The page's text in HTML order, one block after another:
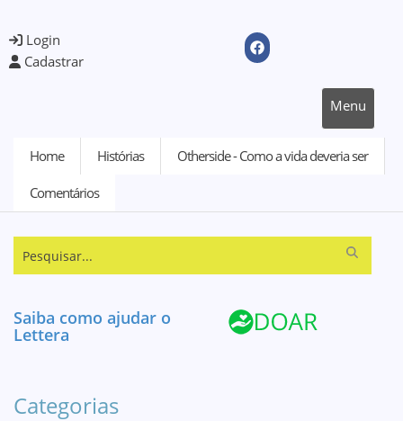
Login
Cadastrar
Menu
Home Histórias Otherside - Como a vida deveria ser
Comentários
Saiba como ajudar o
Lettera
Categorias